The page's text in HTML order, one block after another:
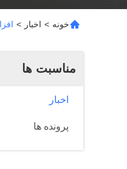
خونه > اخبار >
مناسبت ها
اخبار
پرونده ها